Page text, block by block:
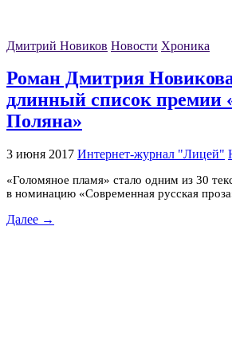
Дмитрий Новиков Новости Хроника
Роман Дмитрия
длинный список премии
Поляна»
3 июня 2017 Интернет-журнал "Лицей"
«Голомяное пламя» стало одним из 30
в номинацию «Современная русская
Далее →